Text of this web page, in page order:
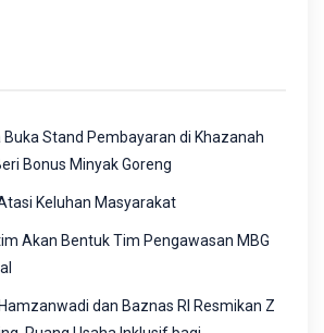
Buka Stand Pembayaran di Khazanah
Bonus Minyak Goreng
Keluhan Masyarakat
Akan Bentuk Tim Pengawasan MBG
dan Baznas RI Resmikan Z